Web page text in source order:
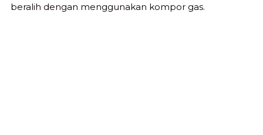
beralih dengan menggunakan kompor gas.